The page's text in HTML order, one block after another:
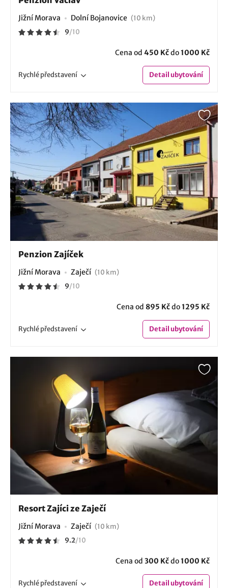
Jižní Morava Dolní Bojanovice (10 km)
9/10
Cena od 450 Kčdo1000 Kč
Rychlépředstavení Detailubytování
Penzion Zajíček
Jižní Morava Zaječí (10 km)
9/10
Cena od 895 Kčdo1295 Kč
Rychlépředstavení Detailubytování
Resort Zajíci ze Zaječí
Jižní Morava Zaječí (10 km)
9.2/10
Cena od 300 Kčdo1000 Kč
Rychlépředstavení Detailubytování